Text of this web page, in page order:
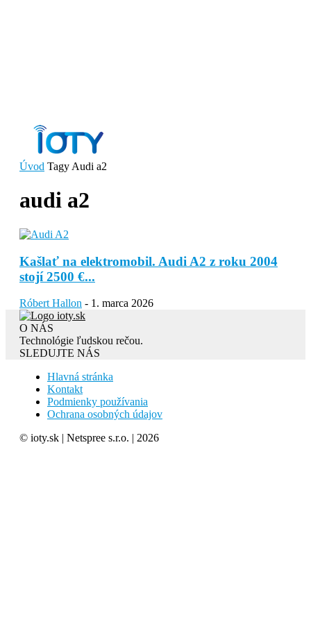
Úvod Tagy Audi a2
audi a2
Kašlať na elektromobil. Audi A2 z roku 2004
stojí 2500 €...
Róbert Hallon - 1. marca 2026
O NÁS
Technológie ľudskou rečou.
SLEDUJTE NÁS
Hlavná stránka
Kontakt
Podmienky používania
Ochrana osobných údajov
© ioty.sk | Netspree s.r.o. | 2026